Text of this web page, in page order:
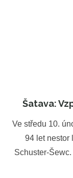
Šatava:
Ve středu 10.
94 let nestor
Schuster-